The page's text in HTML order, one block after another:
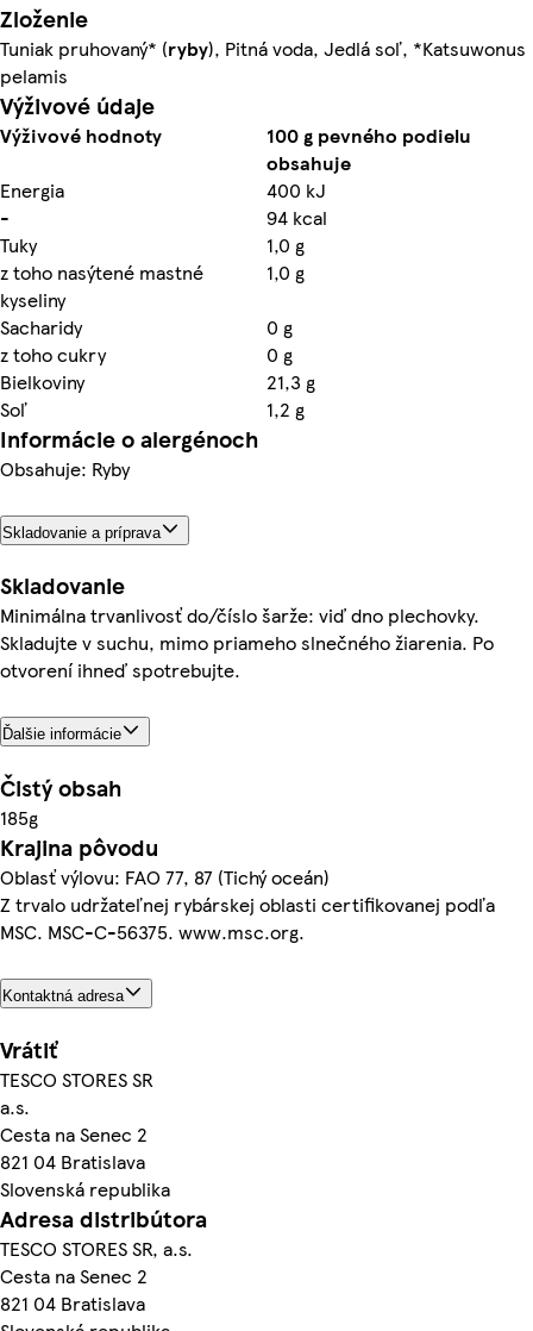
Zloženie
Tuniak pruhovaný* (ryby), Pitná voda, Jedlá soľ, *Katsuwonus
pelamis
Výživové údaje
Výživové hodnoty
100 g pevného podielu
obsahuje
Energia
400 kJ
-
94 kcal
Tuky
1,0 g
z toho nasýtené mastné
kyseliny
1,0 g
Sacharidy
0 g
z toho cukry
0 g
Bielkoviny
21,3 g
Soľ
1,2 g
Informácie o alergénoch
Obsahuje: Ryby
Skladovanie a príprava
Skladovanie
Minimálna trvanlivosť do/číslo šarže: viď dno plechovky.
Skladujte v suchu, mimo priameho slnečného žiarenia. Po
otvorení ihneď spotrebujte.
Ďalšie informácie
Čistý obsah
185g
Krajina pôvodu
Oblasť výlovu: FAO 77, 87 (Tichý oceán)
Z trvalo udržateľnej rybárskej oblasti certifikovanej podľa
MSC. MSC-C-56375. www.msc.org.
Kontaktná adresa
Vrátiť
TESCO STORES SR
a.s.
Cesta na Senec 2
821 04 Bratislava
Slovenská republika
Adresa distribútora
TESCO STORES SR, a.s.
Cesta na Senec 2
821 04 Bratislava